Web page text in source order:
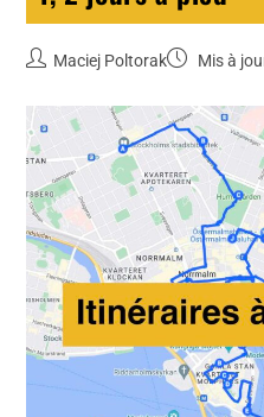
Maciej Poltorak Mis à